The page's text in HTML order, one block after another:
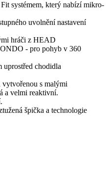
systémem, který nabízí mikro-
uvolnění nastavení
hráči z HEAD
- pro pohyb v 360
uprostřed chodidla
vytvořenou s malými
a velmi reaktivní.
špička a technologie